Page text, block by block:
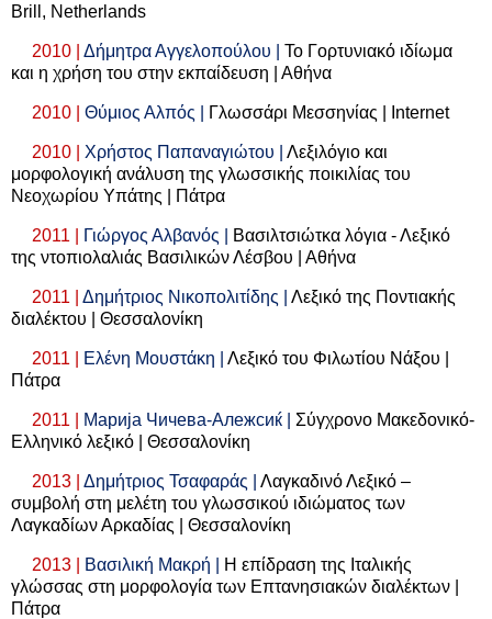
Brill, Netherlands
2010 | Δήμητρα Αγγελοπούλου | Το Γορτυνιακό ιδίωμα
και η χρήση του στην εκπαίδευση | Αθήνα
2010 | Θύμιος Αλπός | Γλωσσάρι Μεσσηνίας | Internet
2010 | Χρήστος Παπαναγιώτου | Λεξιλόγιο και
μορφολογική ανάλυση της γλωσσικής ποικιλίας του
Νεοχωρίου Υπάτης | Πάτρα
2011 | Γιώργος Αλβανός |
Βασιλτσιώτκα λόγια - Λεξικό
της ντοπιολαλιάς Βασιλικών Λέσβου | Αθήνα
2011 | Δημήτριος Νικοπολιτίδης | Λεξικό της Ποντιακής
διαλέκτου | Θεσσαλονίκη
2011 | Ελένη Μουστάκη | Λεξικό του Φιλωτίου Νάξου |
Πάτρα
2011 | Марија Чичева-Алежсиќ | Σύγχρονο Μακεδονικό-
Ελληνικό λεξικό | Θεσσαλονίκη
2013 | Δημήτριος Τσαφαράς | Λαγκαδινό Λεξικό –
συμβολή στη μελέτη του γλωσσικού ιδιώματος των
Λαγκαδίων Αρκαδίας | Θεσσαλονίκη
2013 | Βασιλική Μακρή |
Η επίδραση της Ιταλικής
γλώσσας στη μορφολογία των Επτανησιακών διαλέκτων |
Πάτρα